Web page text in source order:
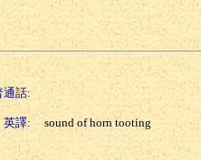
通話:
英譯: sound of horn tooting